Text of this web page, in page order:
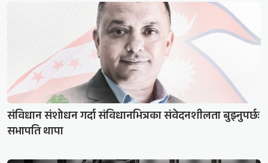
संविधान संशोधन गर्दा संविधानभित्रका संवेदनशीलता बुझ्नुपर्छः
सभापति थापा